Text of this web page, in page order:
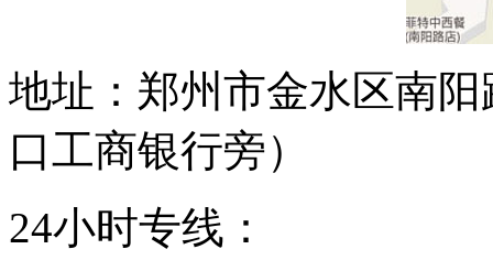
地址：郑州市金水区南
口工商银行旁）
24小时专线：